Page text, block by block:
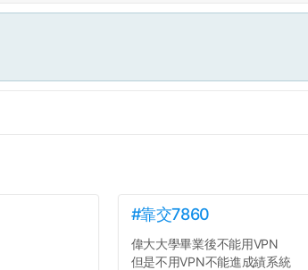
#靠交7860
偉大大學畢業後不能用VPN
但是不用VPN不能進成績系統